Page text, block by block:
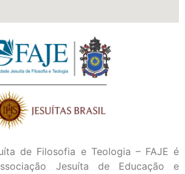
de Filosofia e Teologia – FAJE é
Jesuíta de Educação e